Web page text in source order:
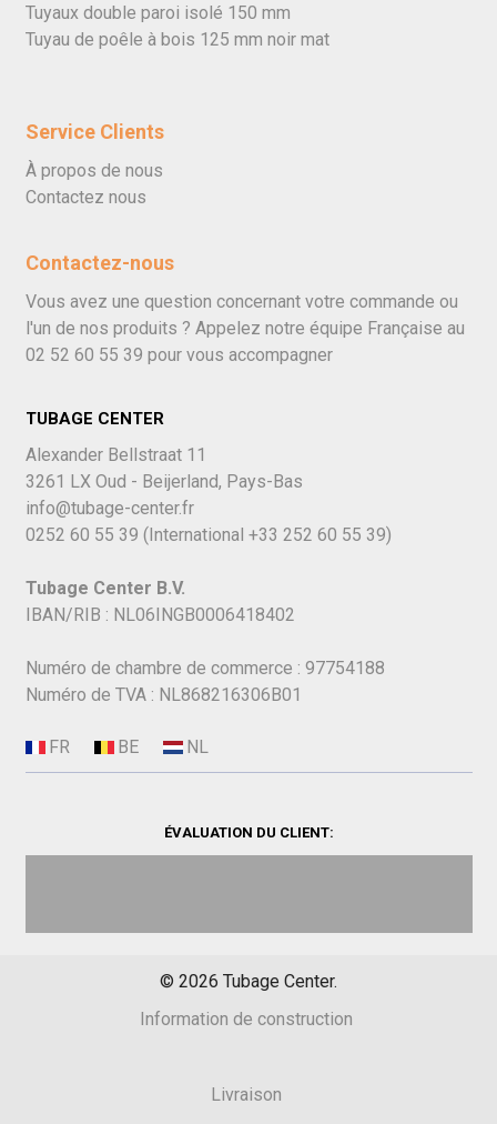
Tuyaux double paroi isolé 150 mm
Tuyau de poêle à bois 125 mm noir mat
Service Clients
À propos de nous
Contactez nous
Contactez-nous
Vous avez une question concernant votre commande ou
l'un de nos produits ? Appelez notre équipe Française au
02 52 60 55 39 pour vous accompagner
TUBAGE CENTER
Alexander Bellstraat 11
3261 LX Oud - Beijerland, Pays-Bas
info@tubage-center.fr
0252 60 55 39 (International +33 252 60 55 39)
Tubage Center B.V.
IBAN/RIB : NL06INGB0006418402
Numéro de chambre de commerce : 97754188
Numéro de TVA : NL868216306B01
ÉVALUATION DU CLIENT:
© 2026 Tubage Center.
Information de construction
Livraison